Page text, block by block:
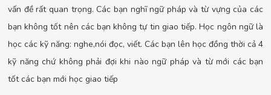
vấn đề rất quan trọng. Các bạn nghĩ ngữ pháp và từ vựng của các
bạn không tốt nên các bạn không tự tin giao tiếp. Học ngôn ngữ là
học các kỹ năng: nghe,nói đọc, viết. Các bạn lên học đồng thời cả 4
kỹ năng chứ không phải đợi khi nào ngữ pháp và từ mới các bạn
tốt các bạn mới học giao tiếp